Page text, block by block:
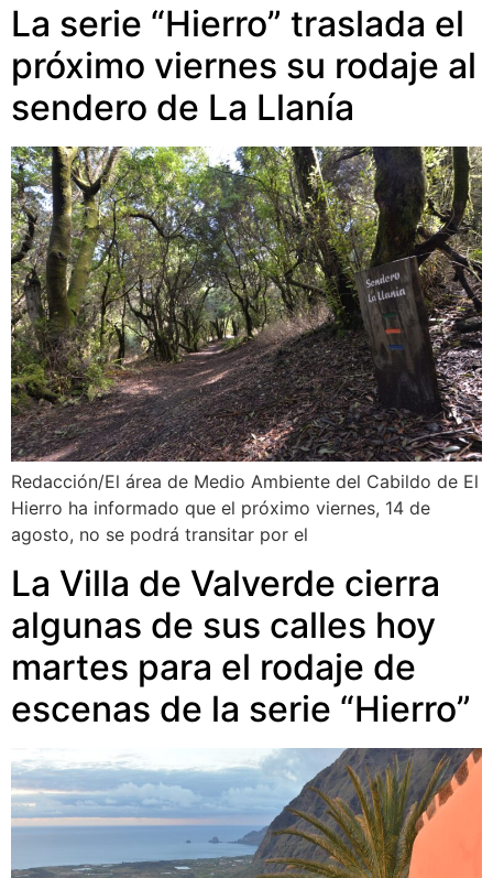
La serie “Hierro” traslada el
próximo viernes su rodaje al
sendero de La Llanía
Redacción/El área de Medio Ambiente del Cabildo de El
Hierro ha informado que el próximo viernes, 14 de
agosto, no se podrá transitar por el
La Villa de Valverde cierra
algunas de sus calles hoy
martes para el rodaje de
escenas de la serie “Hierro”